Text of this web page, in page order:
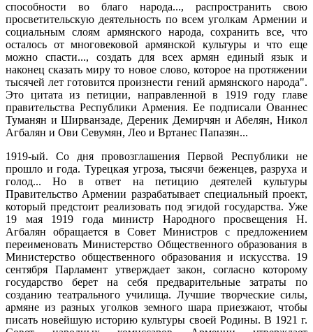
способности во благо народа..., распространить свою
просветительскую деятельность по всем уголкам Армении и
социальным слоям армянского народа, сохранить все, что
осталось от многовековой армянской культуры и что еще
можно спасти..., создать для всех армян единый язык и
наконец сказать миру то новое слово, которое на протяжении
тысячей лет готовится произнести гений армянского народа".
Это цитата из петиции, направленной в 1919 году главе
правительства Республики Армения. Ее подписали Ованнес
Туманян и Ширванзаде, Дереник Демирчян и Абелян, Никол
Агбалян и Ови Севумян, Лео и Вртанес Папазян...
1919-ый. Со дня провозглашения Первой Республики не
прошло и года. Турецкая угроза, тысячи беженцев, разруха и
голод... Но в ответ на петицию деятелей культуры
Правительство Армении разрабатывает специальный проект,
который предстоит реализовать под эгидой государства. Уже
19 мая 1919 года министр Народного просвещения Н.
Агбалян обращается в Совет Министров с предложением
переименовать Министерство Общественного образования в
Министерство общественного образования и искусства. 19
сентября Парламент утверждает закон, согласно которому
государство берет на себя предварительные затраты по
созданию театрального училища. Лучшие творческие силы,
армяне из разных уголков земного шара приезжают, чтобы
писать новейшую историю культуры своей Родины. В 1921 г.